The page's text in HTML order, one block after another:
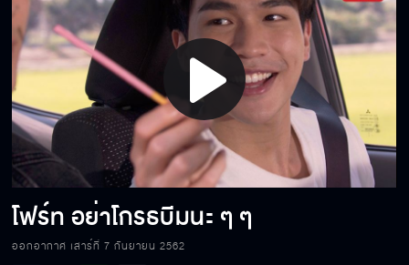
Play
Video
โฟร์ท อย่าโกรธบีมนะ ๆ ๆ
ออกอากาศ เสาร์ที่ 7 กันยายน 2562